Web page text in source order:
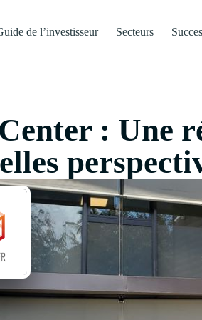
de l’investisseur Secteurs
: Une